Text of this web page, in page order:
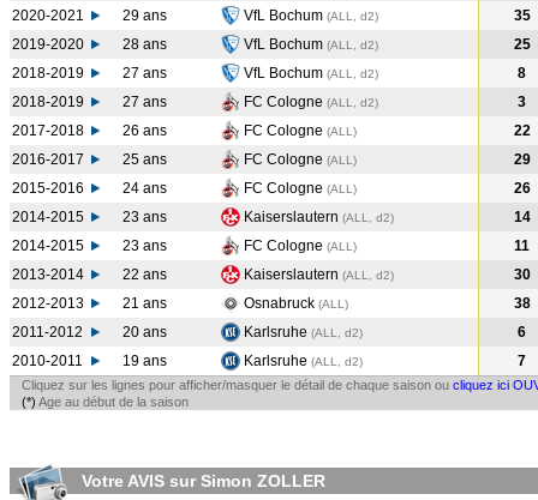
2020-2021
29 ans VfL Bochum (ALL, d2)
35
2019-2020
28 ans VfL Bochum (ALL, d2)
25
2018-2019
27 ans VfL Bochum (ALL, d2)
8
2018-2019
27 ans FC Cologne (ALL, d2)
3
2017-2018
26 ans FC Cologne (ALL )
22
2016-2017
25 ans FC Cologne (ALL )
29
2015-2016
24 ans FC Cologne (ALL )
26
2014-2015
23 ans Kaiserslautern (ALL, d2)
14
2014-2015
23 ans FC Cologne (ALL )
11
2013-2014
22 ans Kaiserslautern (ALL, d2)
30
2012-2013
21 ans Osnabruck (ALL )
38
2011-2012
20 ans Karlsruhe (ALL, d2)
6
2010-2011
19 ans Karlsruhe (ALL, d2) 7
Cliquez sur les lignes pour afficher/masquer le détail de chaque saison ou cliquez ici
(*) Age au début de la saison
Votre AVIS sur Simon ZOLLER